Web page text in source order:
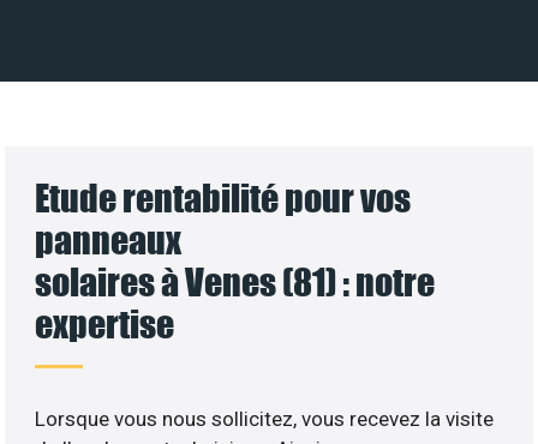
Etude rentabilité pour vos
panneaux
solaires à Venes (81) : notre
expertise
Lorsque vous nous sollicitez, vous recevez la visite